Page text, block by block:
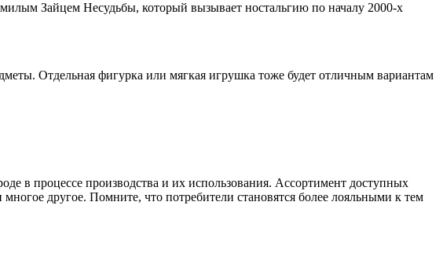
Зайцем Несудьбы, который вызывает ностальгию по началу 2000-х
Отдельная фигурка или мягкая игрушка тоже будет отличным вариантам
в процессе производства и их использования. Ассортимент доступных
другое. Помните, что потребители становятся более лояльными к тем